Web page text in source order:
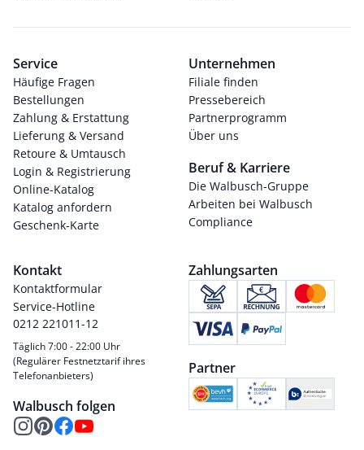
Service
Häufige Fragen
Bestellungen
Zahlung & Erstattung
Lieferung & Versand
Retoure & Umtausch
Login & Registrierung
Online-Katalog
Katalog anfordern
Geschenk-Karte
Unternehmen
Filiale finden
Pressebereich
Partnerprogramm
Über uns
Beruf & Karriere
Die Walbusch-Gruppe
Arbeiten bei Walbusch
Compliance
Kontakt
Kontaktformular
Service-Hotline
0212 221011-12
Täglich 7:00 - 22:00 Uhr
(Regulärer Festnetztarif ihres
Telefonanbieters)
Walbusch folgen
Zahlungsarten
Partner